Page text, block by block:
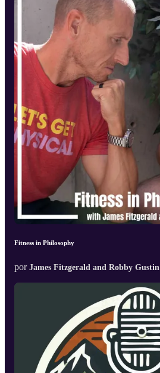
Fitness in Philosophy
por James Fitzgerald and Robby Gustin